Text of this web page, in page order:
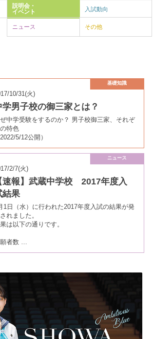
説明会・
イベント
入試動向
ニュース その他
基礎知識
10/31(火)
学男子校の御三家とは？
中学受験をするのか？ 男子校御三家、それぞ
特色
2022/5/12公開）
ニュース
2/7(火)
速報】武蔵中学校 2017年度入
結果
1日（水）に行われた2017年度入試の結果が発
れました。
は以下の通りです。
者数 …